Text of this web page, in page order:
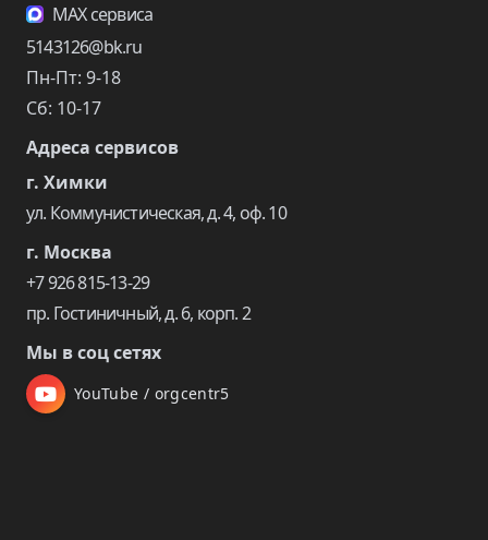
MAX сервиса
5143126@bk.ru
Пн-Пт: 9-18
Сб: 10-17
Адреса сервисов
г. Химки
ул. Коммунистическая, д. 4, оф. 10
г. Москва
+7 926 815-13-29
пр. Гостиничный, д. 6, корп. 2
Мы в соц сетях
YouTube / orgcentr5